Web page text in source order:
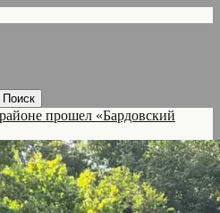
прошел «Бардовский